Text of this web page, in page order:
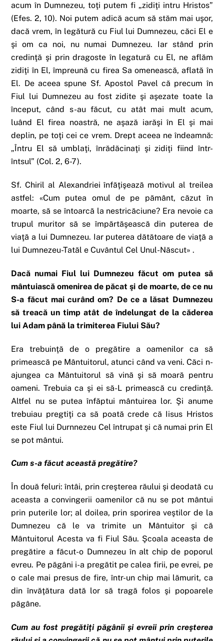
acum în Dumnezeu, toţi putem fi „zidiţi intru Hristos”
(Efes. 2, 10). Noi putem adică acum să stăm mai uşor,
dacă vrem, în legătură cu Fiul lui Dumnezeu, căci El e
şi om ca noi, nu numai Dumnezeu. Iar stând prin
credinţă şi prin dragoste în legatură cu El, ne aflăm
zidiţi în El, împreună cu firea Sa omenească, aflată în
El. De aceea spune Sf. Apostol Pavel că precum în
Fiul lui Dumnezeu au fost zidite şi aşezate toate la
început, când s-au făcut, cu atât mai mult acum,
luând El firea noastră, ne aşază iarăşi în El şi mai
deplin, pe toţi cei ce vrem. Drept aceea ne îndeamnă:
„Întru El să umblaţi, înrădăcinaţi şi zidiţi fiind într-
întsul” (Col. 2, 6-7).
Sf. Chiril al Alexandriei înfăţişează motivul al treilea
astfel: «Cum putea omul de pe pământ, căzut în
moarte, să se întoarcă la nestricăciune? Era nevoie ca
trupul muritor să se împărtăşească din puterea de
viaţă a lui Dumnezeu. Iar puterea dătătoare de viaţă a
lui Dumnezeu-Tatăl e Cuvântul Cel Unul-Născut» .
Dacă numai Fiul lui Dumnezeu făcut om putea să
mântuiască omenirea de păcat şi de moarte, de ce nu
S-a făcut mai curând om? De ce a lăsat Dumnezeu
să treacă un timp atât de îndelungat de la căderea
lui Adam până la trimiterea Fiului Său?
Era trebuinţă de o pregătire a oamenilor ca să
primească pe Mântuitorul, atunci când va veni. Căci n-
ajungea ca Mântuitorul să vină şi să moară pentru
oameni. Trebuia ca şi ei să-L primească cu credinţă.
Altfel nu se putea înfăptui mântuirea lor. Şi anume
trebuiau pregtiţi ca să poată crede că Iisus Hristos
este Fiul lui Durnnezeu Cel întrupat şi că numai prin El
se pot mântui.
Cum s-a făcut această pregătire?
În două feluri: întâi, prin creşterea răului şi deodată cu
aceasta a convingerii oamenilor că nu se pot mântui
prin puterile lor; al doilea, prin sporirea veştilor de la
Dumnezeu că le va trimite un Mântuitor şi că
Mântuitorul Acesta va fi Fiul Său. Şcoala aceasta de
pregătire a făcut-o Dumnezeu în alt chip de poporul
evreu. Pe păgâni i-a pregătit pe calea firii, pe evrei, pe
o cale mai presus de fire, într-un chip mai lămurit, ca
din învăţătura dată lor să tragă folos şi popoarele
păgâne.
Cum au fost pregătiţi păgânii şi evreii prin creşterea